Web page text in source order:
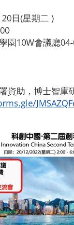
日(星期二 )
園10W會議廳
資助，博士智庫